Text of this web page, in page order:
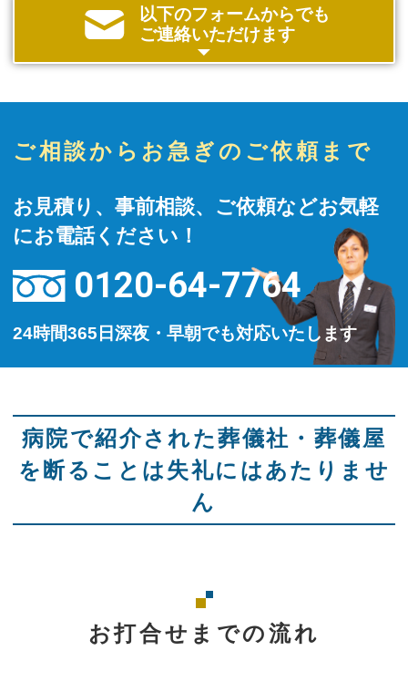
以下のフォームからでも
ご連絡いただけます
ご相談からお急ぎのご依頼まで
お見積り、事前相談、ご依頼などお気軽
にお電話ください！
0120-64-7764
24時間365日深夜・早朝でも対応いたします
病院で紹介された葬儀社・葬儀屋
を断ることは失礼にはあたりませ
ん
お打合せまでの流れ